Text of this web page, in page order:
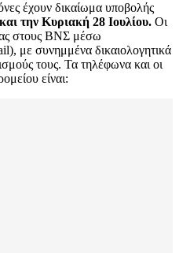
έχουν δικαίωμα υποβολής
την Κυριακή 28 Ιουλίου. Οι
στους ΒΝΣ μέσω
με συνημμένα δικαιολογητικά
τους. Τα τηλέφωνα και οι
είναι: